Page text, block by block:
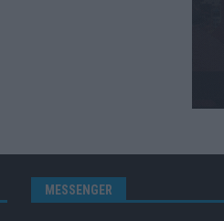
MESSENGER